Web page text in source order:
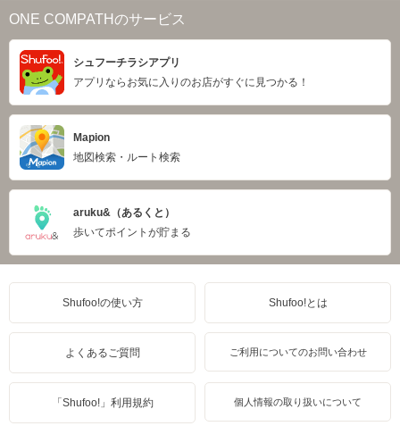
ONE COMPATHのサービス
シュフーチラシアプリ
アプリならお気に入りのお店がすぐに見つかる！
Mapion
地図検索・ルート検索
aruku&（あるくと）
歩いてポイントが貯まる
Shufoo!の使い方 Shufoo!とは
よくあるご質問 ご利用についてのお問い合わせ
「Shufoo!」利用規約 個人情報の取り扱いについて